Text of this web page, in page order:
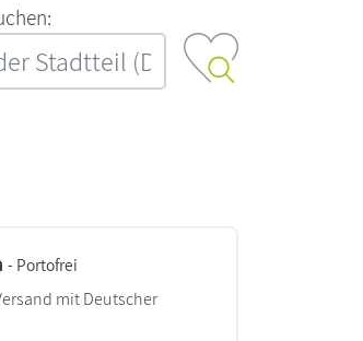
- Portofrei
mit Deutscher